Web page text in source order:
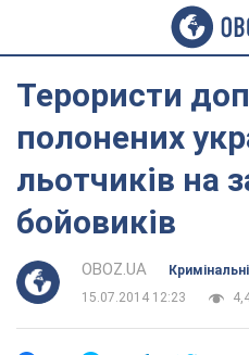
Терористи
полонених
льотчиків на
бойовиків
OBOZ.UA
15.07.2014 12:23